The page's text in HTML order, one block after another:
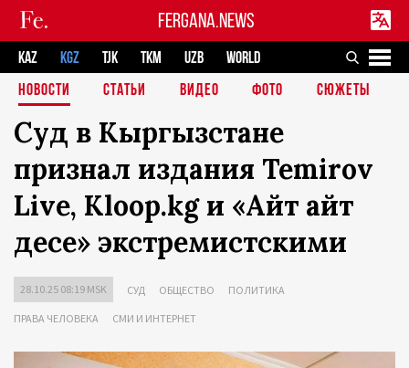
FERGANA.NEWS
KAZ KGZ TJK TKM UZB
WORLD
НОВОСТИ
СТАТЬИ ВИДЕО ФОТО СЮЖЕТЫ
Суд в Кыргызстане
признал издания Temirov
Live, Kloop.kg и «Айт айт
десе» экстремистскими
28.10.25 08:19 MSK СУД ОБЩЕСТВО ПОЛИТИКА
ПРАВА ЧЕЛОВЕКА СМИ И ИНТЕРНЕТ